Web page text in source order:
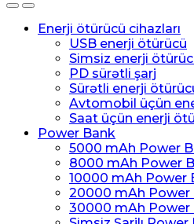
Enerji ötürücü cihazları
USB enerji ötürücü
Simsiz enerji
PD sürətli şarj
Sürətli enerji
Avtomobil üçün
Saat üçün enerji
Power Bank
5000 mAh Power
8000 mAh Power
10000 mAh Power
20000 mAh Power
30000 mAh Power